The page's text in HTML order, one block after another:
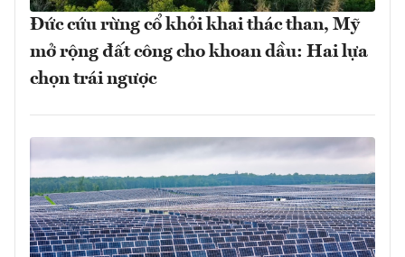
Đức cứu rừng cổ khỏi khai thác than, Mỹ
mở rộng đất công cho khoan dầu: Hai lựa
chọn trái ngược